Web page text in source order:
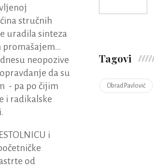
stručnih
uradila sinteza
promašajem…
neopozive
da su
- pa po čijim
i radikalske
i
od
Tagovi
Obrad Pavlović